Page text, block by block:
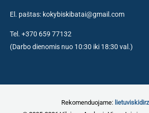
El. paštas: kokybiskibatai@gmail.com
Tel. +370 659 77132
(Darbo dienomis nuo 10:30 iki 18:30 val.)
Rekomenduojame: